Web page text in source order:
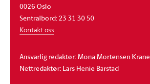
0026 Oslo
Sentralbord: 23 31 30 50
Kontakt oss
Ansvarlig redaktør: Mona Mortensen Krane
Nettredaktør: Lars Henie Barstad